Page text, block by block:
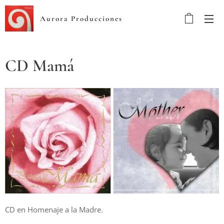
Aurora Producciones
CD Mamá
CD en Homenaje a la Madre.